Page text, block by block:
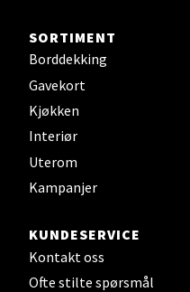
SORTIMENT
Borddekking
Gavekort
Kjøkken
Interiør
Uterom
Kampanjer
KUNDESERVICE
Kontakt oss
Ofte stilte spørsmål
Oslo - Thon
Vitaminveien 7 - 9,
Åpent i dag 10-21